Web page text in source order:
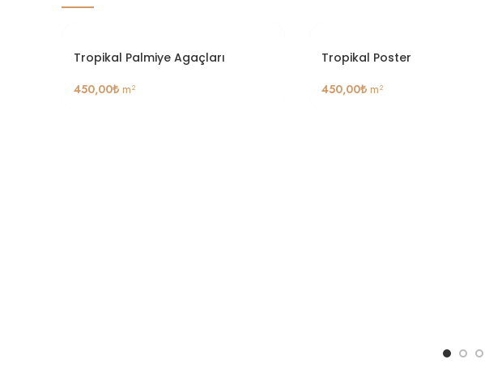
Tropikal Palmiye Agaçları
450,00₺ m²
Tropikal Poster
450,00₺m²